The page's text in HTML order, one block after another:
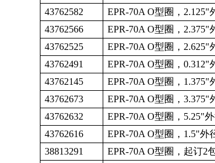
43762582
EPR-70A O型圈， 2.125"
43762566
EPR-70A O型圈， 2.375"
43762525
EPR-70A O型圈， 2.625"
43762491
EPR-70A O型圈， 0.312"
43762145
EPR-70A O型圈， 1.375"
43762673
EPR-70A O型圈， 3.375"
43762632
EPR-70A O型圈， 5.25"外
43762616
EPR-70A O型圈， 1.5"外
38813291
EPR-70A O型圈，起订2